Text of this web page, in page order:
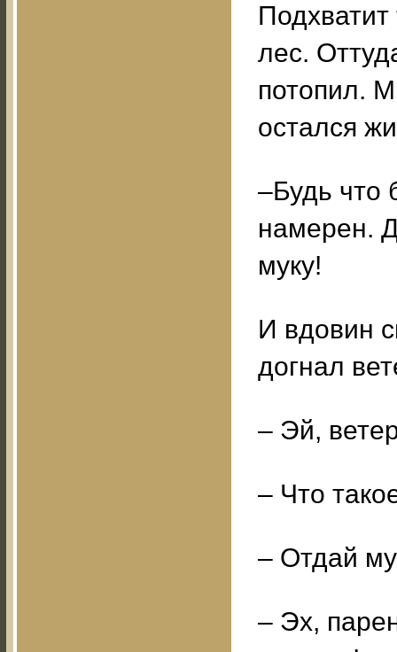
Подхватит
лес.
потопил.
остался
–Будь что
намерен.
муку!
И вдовин
догнал
– Эй,
– Что
– Отдай
– Эх,